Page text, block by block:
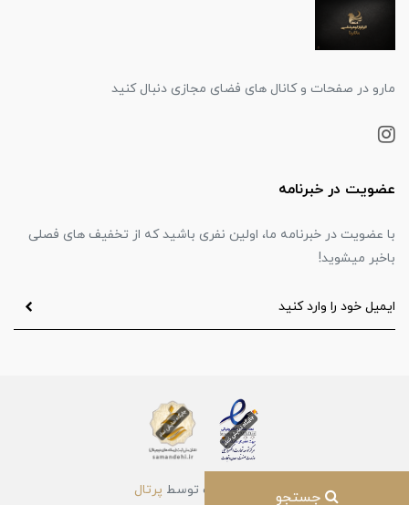
جستجو
مارو در صفحات و کانال های فضای مجازی دنبال کنید
عضویت در خبرنامه
با عضویت در خبرنامه ما، اولین نفری باشید که از تخفیف های فصلی
باخبر میشوید!
ساخت سایت توسط پرتال